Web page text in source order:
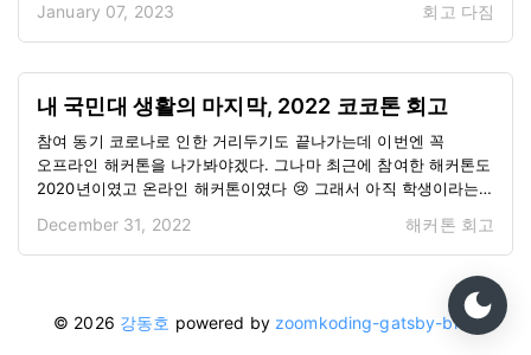
생각이 들더라구요😄 해커톤 1일차 사실 해커톤 당일에 기대가
되었던 나머지 잠이 너무 오지 않아 새벽…
워케이션 올해는 졸업을 위해 판데믹으로 인한 비대면 수업을
활용하여 막판 스퍼트로 학점을 몰아서 수강 재밌었지만 아쉬웠던
스토어링크와의 이별과 카카오스타일에서의 새출발! 나를
발전시킬 수 있는 여러 스터디 활동들… 네이버 부스트 캠프 웹·
모바일, 백엔드 리뷰어 활동 혼자 기록해놓지만 말고 재대로 된
블로그를 해보자 22학점 연속 수강 사실 코로나 타이밍일 때
최대한 많이 학점을 들어야 학업에 얽매이지 않고 내가 하고싶은
것들을 할 수 있을것이라고 생각했고, 결국 졸업까지 성공했다!
2022년도에는 비대면 여부가 불확실한 상황에서 평점 3.75
이상의 추가학점이 반드시 필요했습니다. 작년…
January 07, 2023 회고 다짐
내 국민대 생활의 마지막, 2022 코코톤 회고
참여 동기 코로나로 인한 거리두기도 끝나가는데 이번엔 꼭
오프라인 해커톤을 나가봐야겠다. 그나마 최근에 참여한 해커톤도
2020년이였고 온라인 해커톤이였다 😢 그래서 아직 학생이라는
해커톤을 개최한다더라 코코톤 공고 링크 보자마자 와 이번엔 꼭
오프라인으로 참가해서 상까지 받아오자는 생각이 있었습니다.
그만큼 저에게는 오프라인 해커톤에서의 성과는 항상 제로였었고
그동안 제가 쌓아온 실력들을 발휘해볼 수 있는 기회가 되지
않을까 생각했습니다 그래서 현 포지션인 백엔드 뿐만 아니라
December 31, 2022 해커톤 회고
© 2026 강동호 powered byzoomkoding-gatsby-blog